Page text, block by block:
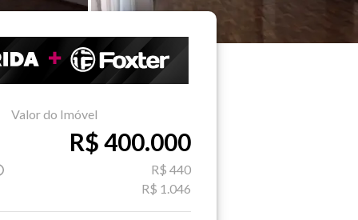
Valor do Imóvel
R$ 400.000
R$ 440
R$ 1.046